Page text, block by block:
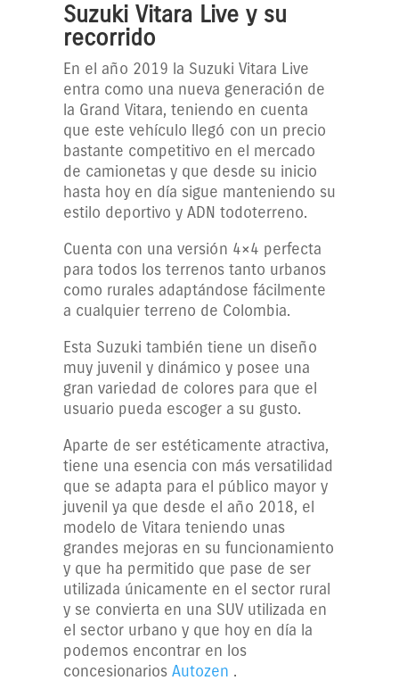
Suzuki Vitara Live y su
recorrido
En el año 2019 la Suzuki Vitara Live
entra como una nueva generación de
la Grand Vitara, teniendo en cuenta
que este vehículo llegó con un precio
bastante competitivo en el mercado
de camionetas y que desde su inicio
hasta hoy en día sigue manteniendo su
estilo deportivo y ADN todoterreno.
Cuenta con una versión 4×4 perfecta
para todos los terrenos tanto urbanos
como rurales adaptándose fácilmente
a cualquier terreno de Colombia.
Esta Suzuki también tiene un diseño
muy juvenil y dinámico y posee una
gran variedad de colores para que el
usuario pueda escoger a su gusto.
Aparte de ser estéticamente atractiva,
tiene una esencia con más versatilidad
que se adapta para el público mayor y
juvenil ya que desde el año 2018, el
modelo de Vitara teniendo unas
grandes mejoras en su funcionamiento
y que ha permitido que pase de ser
utilizada únicamente en el sector rural
y se convierta en una SUV utilizada en
el sector urbano y que hoy en día la
podemos encontrar en los
concesionarios Autozen .